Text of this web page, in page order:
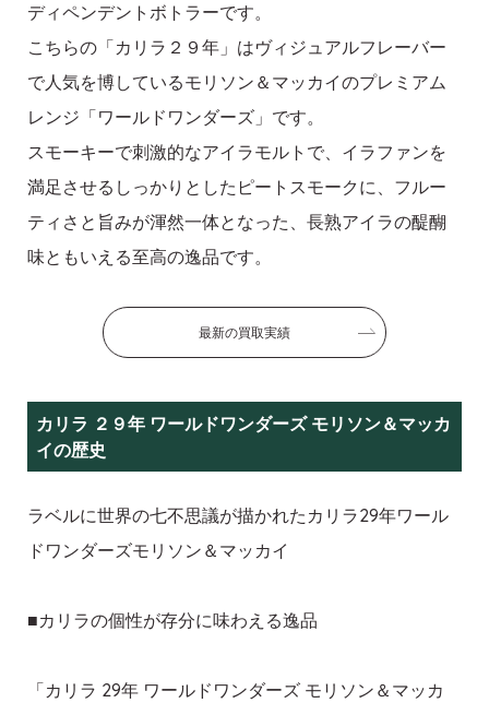
ディペンデントボトラーです。
こちらの「カリラ２９年」はヴィジュアルフレーバー
で人気を博しているモリソン＆マッカイのプレミアム
レンジ「ワールドワンダーズ」です。
スモーキーで刺激的なアイラモルトで、イラファンを
満足させるしっかりとしたピートスモークに、フルー
ティさと旨みが渾然一体となった、長熟アイラの醍醐
味ともいえる至高の逸品です。
最新の買取実績
カリラ ２９年 ワールドワンダーズ モリソン＆マッカ
イの歴史
ラベルに世界の七不思議が描かれたカリラ29年ワール
ドワンダーズモリソン＆マッカイ
■カリラの個性が存分に味わえる逸品
「カリラ 29年 ワールドワンダーズ モリソン＆マッカ